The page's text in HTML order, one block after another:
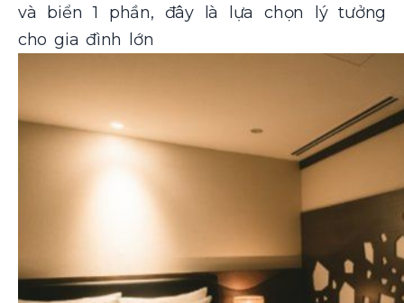
và biển 1 phần, đây là lựa chọn lý tưởng
cho gia đình lớn